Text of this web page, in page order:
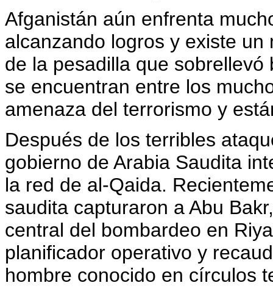
Afganistán aún enfrenta
alcanzando logros y existe
de la pesadilla que sobrellevó
se encuentran entre los
amenaza del terrorismo y
Después de los terribles
gobierno de Arabia Saudita
la red de al-Qaida.
saudita capturaron a Abu
central del bombardeo en
planificador operativo y
hombre conocido en círculos